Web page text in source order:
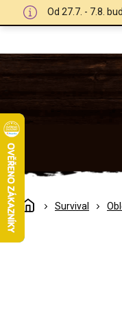
Od 27.7. - 7.8.
DomůSurvival